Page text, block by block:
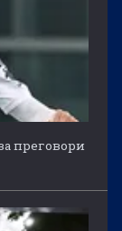
преговори